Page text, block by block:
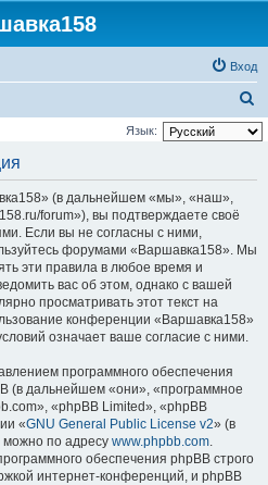
Вход
о
Язык:
(в дальнейшем «мы», «наш»,
forum»), вы подтверждаете своё
Если вы не согласны с ними,
форумами «Варшавка158». Мы
эти правила в любое время и
вас об этом, однако с вашей
просматривать этот текст на
конференции «Варшавка158»
означает ваше согласие с ними.
программного обеспечения
(в дальнейшем «они», «программное
«phpBB Limited», «phpBB
«GNU General Public License v2» (в
можно по адресу www.phpbb.com.
обеспечения phpBB строго
интернет-конференций, и phpBB